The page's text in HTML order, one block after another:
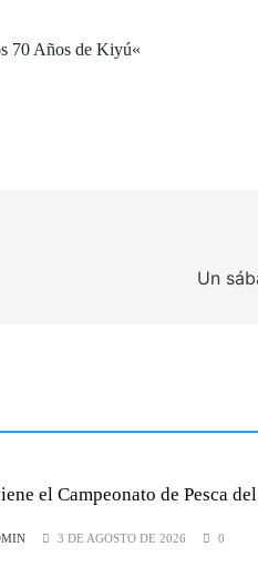
70 Años de Kiyú«
Un
el Campeonato de Pesca
3 DE AGOSTO DE 2026 0